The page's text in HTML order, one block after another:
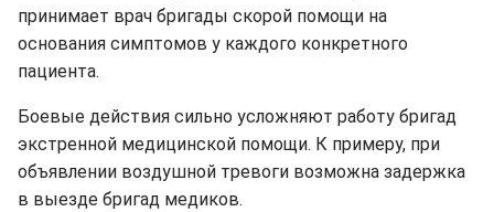
принимает врач бригады скорой помощи на
основания симптомов у каждого конкретного
пациента.
Боевые действия сильно усложняют работу бригад
экстренной медицинской помощи. К примеру, при
объявлении воздушной тревоги возможна задержка
в выезде бригад медиков.